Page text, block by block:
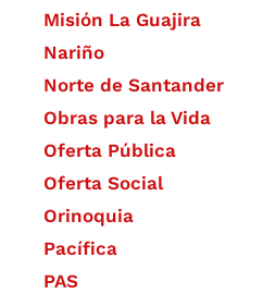
Misión La Guajira
Nariño
Norte de Santander
Obras para la Vida
Oferta Pública
Oferta Social​​
Orinoquia
Pacífica
PAS